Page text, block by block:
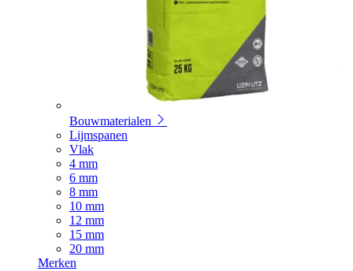
Bouwmaterialen
Lijmspanen
Vlak
4 mm
6 mm
8 mm
10 mm
12 mm
15 mm
20 mm
Merken